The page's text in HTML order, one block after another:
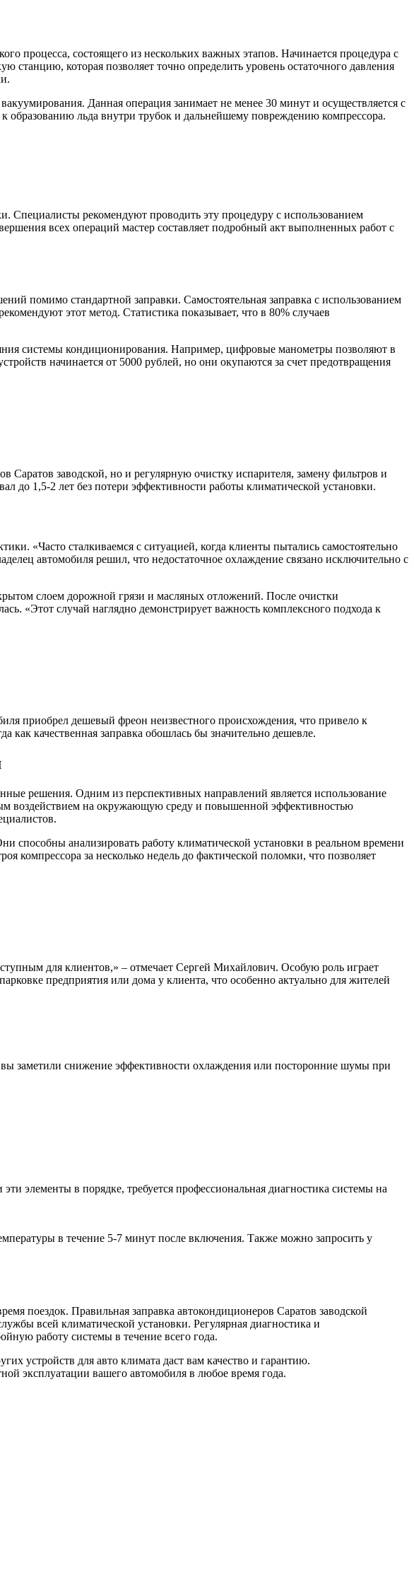
процесса, состоящего из нескольких важных этапов. Начинается процедура с
станцию, которая позволяет точно определить уровень остаточного давления
Данная операция занимает не менее 30 минут и осуществляется с
образованию льда внутри трубок и дальнейшему повреждению компрессора.
Специалисты рекомендуют проводить эту процедуру с использованием
всех операций мастер составляет подробный акт выполненных работ с
помимо стандартной заправки. Самостоятельная заправка с использованием
этот метод. Статистика показывает, что в 80% случаев
системы кондиционирования. Например, цифровые манометры позволяют в
начинается от 5000 рублей, но они окупаются за счет предотвращения
заводской, но и регулярную очистку испарителя, замену фильтров и
до 1,5-2 лет без потери эффективности работы климатической установки.
«Часто сталкиваемся с ситуацией, когда клиенты пытались самостоятельно
автомобиля решил, что недостаточное охлаждение связано исключительно с
слоем дорожной грязи и масляных отложений. После очистки
«Этот случай наглядно демонстрирует важность комплексного подхода к
приобрел дешевый фреон неизвестного происхождения, что привело к
качественная заправка обошлась бы значительно дешевле.
решения. Одним из перспективных направлений является использование
воздействием на окружающую среду и повышенной эффективностью
анализировать работу климатической установки в реальном времени
компрессора за несколько недель до фактической поломки, что позволяет
для клиентов,» – отмечает Сергей Михайлович. Особую роль играет
предприятия или дома у клиента, что особенно актуально для жителей
вы заметили снижение эффективности охлаждения или посторонние шумы при
элементы в порядке, требуется профессиональная диагностика системы на
в течение 5-7 минут после включения. Также можно запросить у
поездок. Правильная заправка автокондиционеров Саратов заводской
всей климатической установки. Регулярная диагностика и
работу системы в течение всего года.
устройств для авто климата даст вам качество и гарантию.
эксплуатации вашего автомобиля в любое время года.